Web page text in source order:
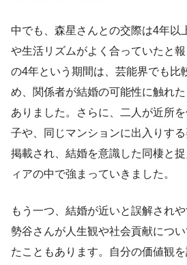
中でも、森星さんとの交際は4年以
や生活リズムがよく合っていたと
の4年という期間は、芸能界でも比
め、関係者が結婚の可能性に触れ
ありました。さらに、二人が近所
子や、同じマンションに出入りす
掲載され、結婚を意識した同棲と
ィアの中で強まっていきました。
もう一つ、結婚が近いと誤解され
勢谷さんが人生観や社会貢献につ
たこともあります。自分の価値観